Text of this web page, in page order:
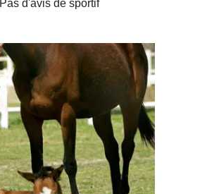
Pas d'avis de sportif